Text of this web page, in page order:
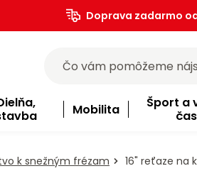
Doprava zadarmo
Mobilita
Šport a
čas
k snežným frézam 16" reťaze na